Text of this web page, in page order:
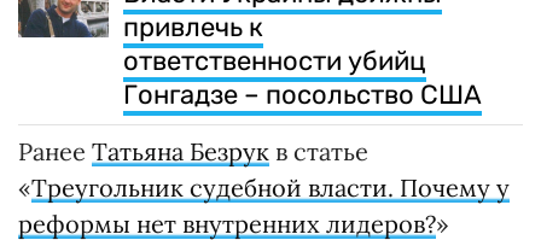
привлечь к
ответственности убийц
Гонгадзе – посольство США
Ранее Татьяна Безрук в статье
«Треугольник судебной власти. Почему у
реформы нет внутренних лидеров?»